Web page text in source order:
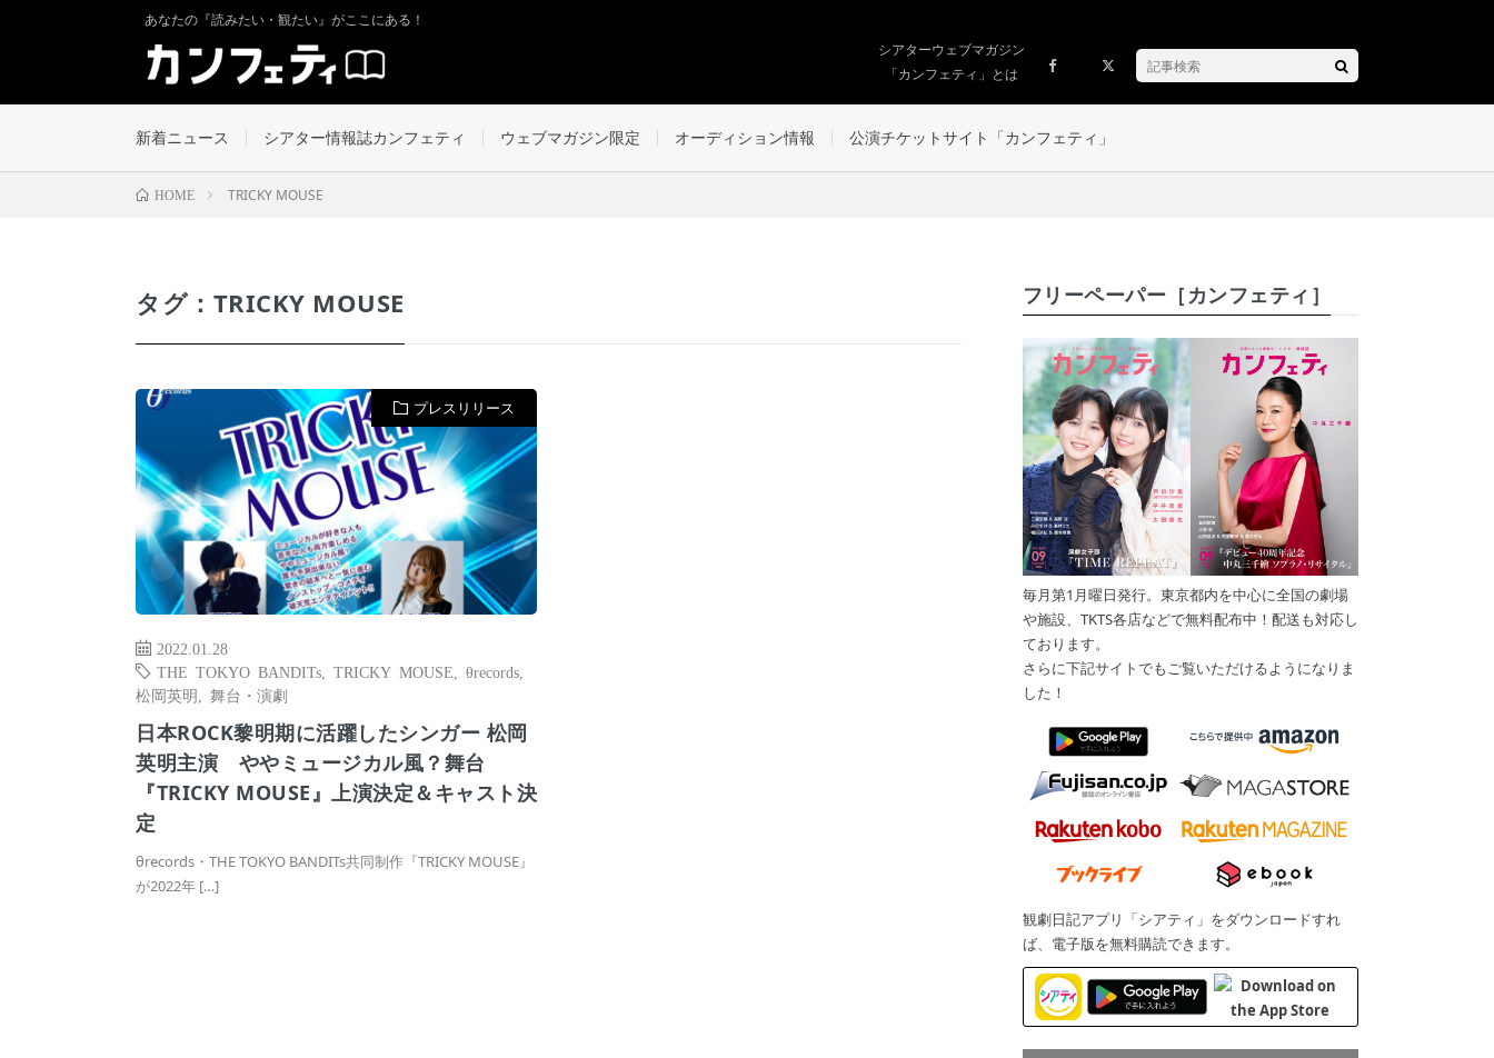
あなたの『読みたい・観たい』がここにある！
シアターウェブマガジン
「カンフェティ」とは
新着ニュース シアター情報誌カンフェティ ウェブマガジン限定 オーディション情報 公演チケットサイト「カンフェティ」
HOME TRICKY MOUSE
タグ：TRICKY MOUSE
プレスリリース
2022.01.28
THE TOKYO BANDITs
TRICKY MOUSE θrecords
松岡英明
舞台・演劇
日本ROCK黎明期に活躍したシンガー 松岡
英明主演 ややミュージカル風？舞台
『TRICKY MOUSE』上演決定＆キャスト決
定
θrecords・THE TOKYO BANDITs共同制作『TRICKY MOUSE』
が2022年 […]
フリーペーパー［カンフェティ］
毎月第1月曜日発行。東京都内を中心に全国の劇場
や施設、TKTS各店などで無料配布中！配送も対応し
ております。
さらに下記サイトでもご覧いただけるようになりま
した！
観劇日記アプリ「シアティ」をダウンロードすれ
ば、電子版を無料購読できます。